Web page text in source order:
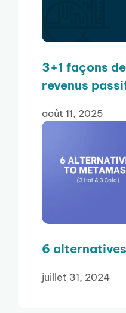
3+1 façons
revenus
août 11, 2025
6
juillet 31, 2024